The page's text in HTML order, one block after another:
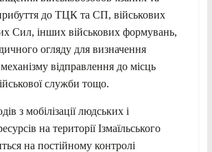
прибуття до ТЦК та СП, військових
Сил, інших військових формувань,
огляду для визначення
відправлення до місць
служби тощо.
з мобілізації людських і
на території Ізмаїльського
на постійному контролі